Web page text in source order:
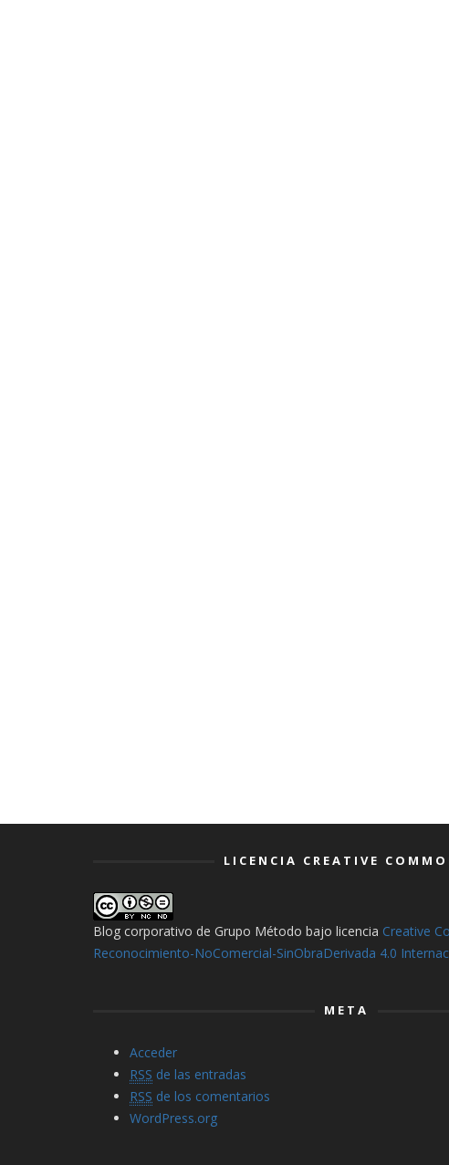
LICENCIA CREATIVE
Blog corporativo de Grupo Método bajo licencia Creative
Reconocimiento-NoComercial-SinObraDerivada 4.0
META
Acceder
RSS de las entradas
RSS de los comentarios
WordPress.org